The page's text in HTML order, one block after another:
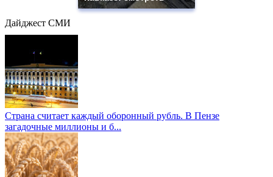
Дайджест СМИ
Страна считает каждый оборонный рубль. В Пензе
загадочные миллионы и б...